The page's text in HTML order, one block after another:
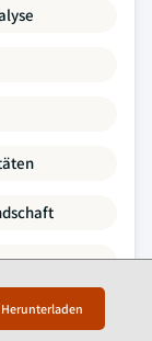
Herunterladen